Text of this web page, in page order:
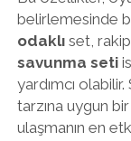
belirlemesinde
odaklıset,
savunma seti
yardımcı
tarzına uygun
ulaşmanın en